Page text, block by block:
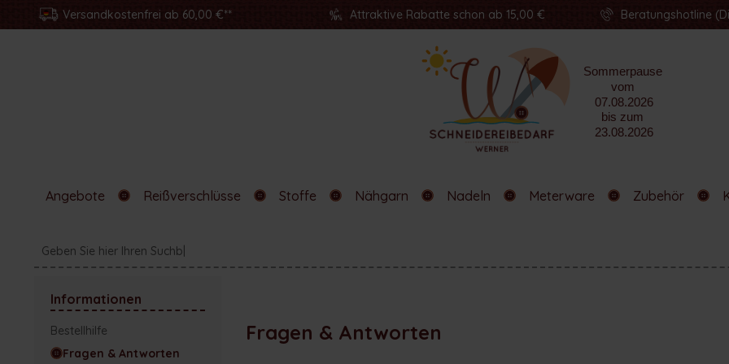
Versandkostenfrei ab 60,00 €** Attraktive Rabatte schon ab 15,00 € Beratungshotline
Angebote Reißverschlüsse Stoffe Nähgarn Nadeln Meterware Zubehör
Informationen
Bestellhilfe
Fragen & Antworten
Fragen & Antworten